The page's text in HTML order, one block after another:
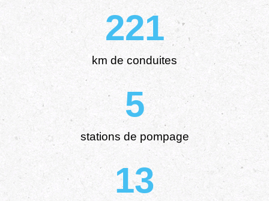
km de conduites
221
stations de pompage
5
13